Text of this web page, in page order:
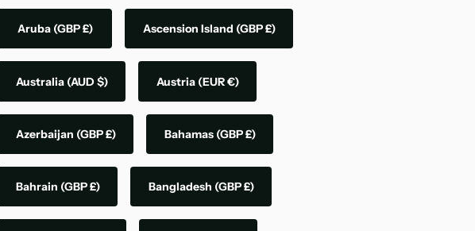
Aruba (GBP £) Ascension Island (GBP £)
Australia (AUD $) Austria (EUR €)
Azerbaijan (GBP £) Bahamas (GBP £)
Bahrain (GBP £) Bangladesh (GBP £)